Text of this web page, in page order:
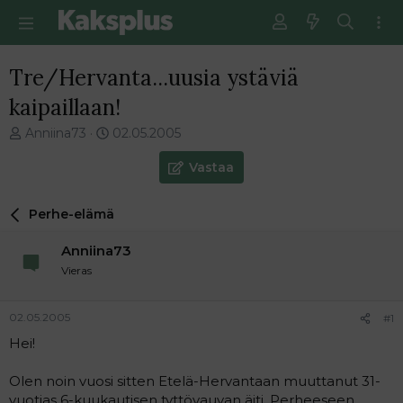
Tre/Hervanta...uusia ystäviä
kaipaillaan!
V
e
t
n
a
i
Anniina73
E
m
i
t
02.05.2005
Vastaa
Perhe-elämä
Anniina73
Vieras
02.05.2005 #1
Hei!
Olen noin vuosi sitten Etelä-Hervantaan muuttanut 31-
vuotias 6-kuukautisen tyttövauvan äiti. Perheeseen